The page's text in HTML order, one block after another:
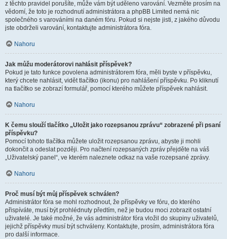
z těchto pravidel porušíte, může vám být uděleno varování. Vezměte prosím na
vědomí, že toto je rozhodnutí administrátora a phpBB Limited nemá nic
společného s varováními na daném fóru. Pokud si nejste jisti, z jakého důvodu
jste obdrželi varování, kontaktujte administrátora fóra.
Nahoru
Jak můžu moderátorovi nahlásit příspěvek?
Pokud je tato funkce povolena administrátorem fóra, měli byste v příspěvku,
který chcete nahlásit, vidět tlačítko (ikonu) pro nahlášení příspěvku. Po kliknutí
na tlačítko se zobrazí formulář, pomocí kterého můžete příspěvek nahlásit.
Nahoru
K čemu slouží tlačítko „Uložit jako rozepsanou zprávu“ zobrazené při psaní
příspěvku?
Pomocí tohoto tlačítka můžete uložit rozepsanou zprávu, abyste ji mohli
dokončit a odeslat později. Pro načtení rozepsaných zpráv přejděte na váš
„Uživatelský panel“, ve kterém naleznete odkaz na vaše rozepsané zprávy.
Nahoru
Proč musí být můj příspěvek schválen?
Administrátor fóra se mohl rozhodnout, že příspěvky ve fóru, do kterého
přispíváte, musí být prohlédnuty předtím, než je budou moci zobrazit ostatní
uživatelé. Je také možné, že vás administrátor fóra vložil do skupiny uživatelů,
jejichž příspěvky musí být schváleny. Kontaktujte, prosím, administrátora fóra
pro další informace.